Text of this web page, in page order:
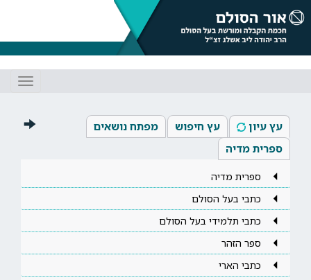
עץ עיון עץ חיפוש
מפתח נושאים
ספרית מדיה
ספרית מדיה
כתבי בעל הסולם
כתבי תלמידי בעל הסולם
ספר הזהר
כתבי הארי